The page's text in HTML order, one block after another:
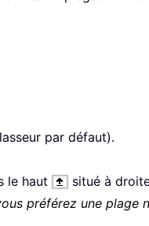
par défaut).
le haut
situé à
préférez une plage